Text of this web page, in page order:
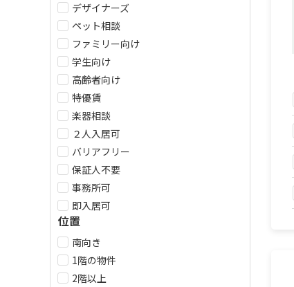
デザイナーズ
ペット相談
ファミリー向け
学生向け
高齢者向け
特優賃
楽器相談
２人入居可
バリアフリー
保証人不要
事務所可
即入居可
位置
南向き
1階の物件
2階以上